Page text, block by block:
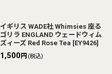
イギリス WADE社 Whimsies 座る
ゴリラ ENGLAND ウェードウィム
ズィーズ Red Rose Tea [EY9426]
1,500円 (税込)